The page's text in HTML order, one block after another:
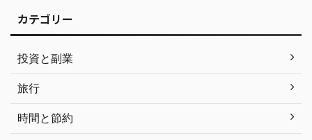
カテゴリー
投資と副業
旅行
時間と節約